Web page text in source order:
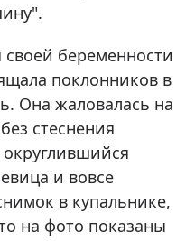
беременности
поклонников в
Она жаловалась на
стеснения
и вовсе
в купальнике,
на фото показаны